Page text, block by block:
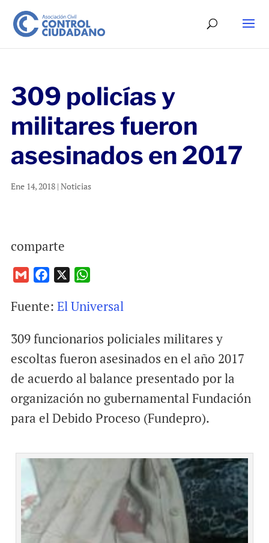
309 policías y
militares fueron
asesinados en 2017
Ene 14, 2018| Noticias
comparte
a
l
c
b
k
a
s
p
Fuente: El Universal
309 funcionarios policiales militares y
escoltas fueron asesinados en el año 2017
de acuerdo al balance presentado por la
organización no gubernamental Fundación
para el Debido Proceso (Fundepro).